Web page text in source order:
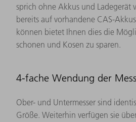
sprich ohne Akkus und Ladegerät
bereits auf vorhandene CAS-
können bietet Ihnen dies die
schonen und Kosen zu sparen.
4-fache Wendung der
Ober- und Untermesser sind
Größe. Weiterhin verfügen sie